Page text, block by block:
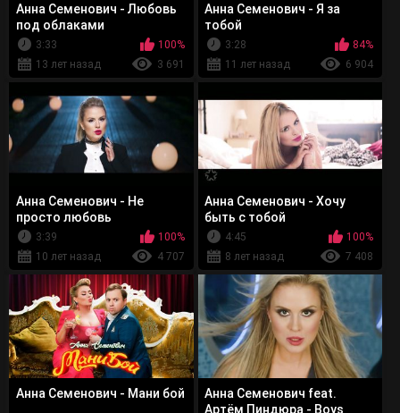
Анна Семенович - Любовь
под облаками
3:33
100%
13 лет назад
3 691
Анна Семенович - Я за
тобой
3:28
84%
11 лет назад
6 904
Анна Семенович - Не
просто любовь
3:39
100%
10 лет назад
4 707
Анна Семенович - Хочу
быть с тобой
4:45
100%
8 лет назад
7 408
Анна Семенович - Мани бой
Анна Семенович feat.
Артём Пиндюра - Boys